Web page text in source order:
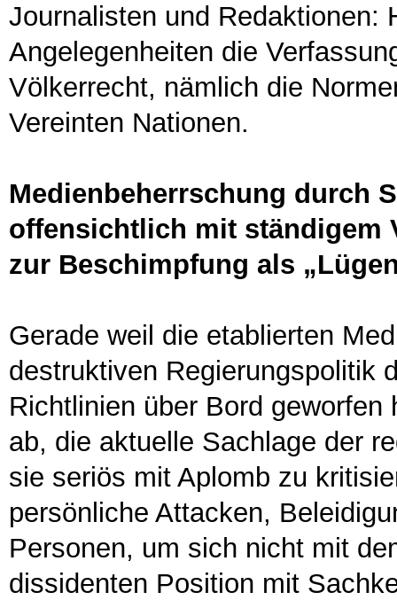
Journalisten und Redaktionen:
Angelegenheiten die
Völkerrecht, nämlich die
Vereinten Nationen.
Medienbeherrschung durch
offensichtlich mit ständigem
zur Beschimpfung als
Gerade weil die etablierten
destruktiven Regierungspolitik
Richtlinien über Bord
ab, die aktuelle Sachlage der
sie seriös mit Aplomb zu
persönliche Attacken,
Personen, um sich nicht mit
dissidenten Position mit